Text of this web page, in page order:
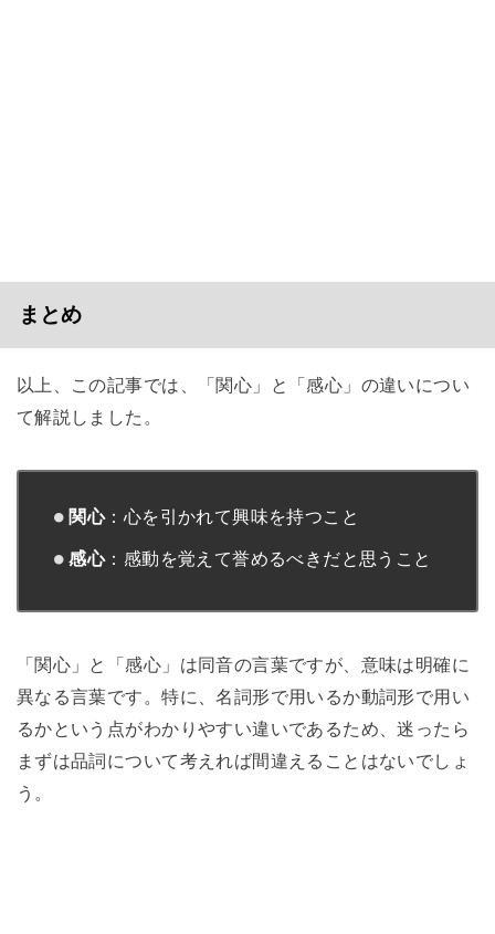
まとめ
以上、この記事では、「関心」と「感心」の違いについ
て解説しました。
関心：心を引かれて興味を持つこと
感心：感動を覚えて誉めるべきだと思うこと
「関心」と「感心」は同音の言葉ですが、意味は明確に
異なる言葉です。特に、名詞形で用いるか動詞形で用い
るかという点がわかりやすい違いであるため、迷ったら
まずは品詞について考えれば間違えることはないでしょ
う。